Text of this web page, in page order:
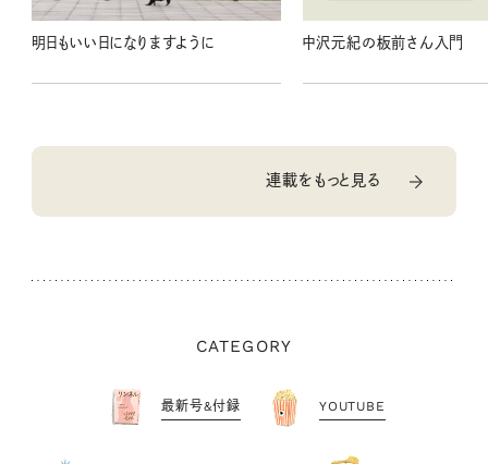
明日もいい日になりますように 中沢元紀の板前さん入門
連載をもっと見る
CATEGORY
最新号&付録 YOUTUBE